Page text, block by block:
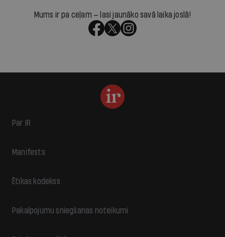
Mums ir pa ceļam — lasi jaunāko savā laika joslā!
Par IR
Manifests
Ētikas kodekss
Pakalpojumu sniegšanas noteikumi